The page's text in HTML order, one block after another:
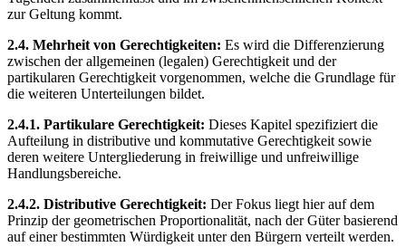
zur Geltung kommt.
2.4. Mehrheit von Gerechtigkeiten: Es wird die Differenzierung
zwischen der allgemeinen (legalen) Gerechtigkeit und der
partikularen Gerechtigkeit vorgenommen, welche die Grundlage für
die weiteren Unterteilungen bildet.
2.4.1. Partikulare Gerechtigkeit: Dieses Kapitel spezifiziert die
Aufteilung in distributive und kommutative Gerechtigkeit sowie
deren weitere Untergliederung in freiwillige und unfreiwillige
Handlungsbereiche.
2.4.2. Distributive Gerechtigkeit: Der Fokus liegt hier auf dem
Prinzip der geometrischen Proportionalität, nach der Güter basierend
auf einer bestimmten Würdigkeit unter den Bürgern verteilt werden.